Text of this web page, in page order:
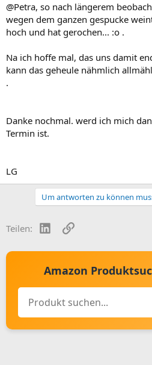
@Petra, so nach längerem
wegen dem ganzen gespucke
hoch und hat gerochen... :o .
Na ich hoffe mal, das uns damit
kann das geheule nähmlich
.
Danke nochmal. werd ich mich
Termin ist.
LG
Um antworten zu können
Teilen: LinkedInLink
Amazon